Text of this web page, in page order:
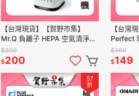
【台灣現貨】【賀野市集】
Mr.Q 負離子 HEPA 空氣清淨機
USB 車用/辦公/居家 小型空間
專用 快速循環 極靜音
$300
$200
【台灣
Perfect
隔熱碗
用碗 菜
$300
$149
57
折